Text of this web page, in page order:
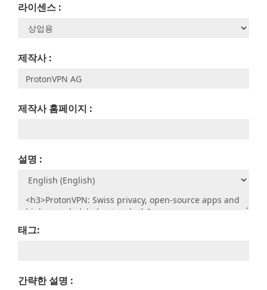
라이센스 :
제작사 :
제작사 홈페이지 :
설명 :
태그:
간략한 설명 :